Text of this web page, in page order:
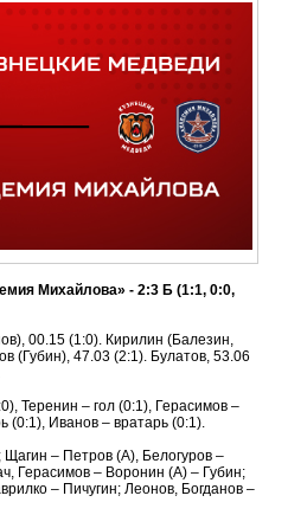
Михайлова» - 2:3 Б (1:1, 0:0,
00.15 (1:0). Кирилин (Балезин,
(Губин), 47.03 (2:1). Булатов, 53.06
Теренин – гол (0:1), Герасимов –
(0:1), Иванов – вратарь (0:1).
– Петров (А), Белогуров –
Герасимов – Воронин (А) – Губин;
– Пичугин; Леонов, Богданов –